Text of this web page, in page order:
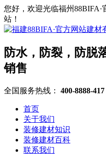
您好，欢迎光临福州
站！
防水，防裂，防脱
销售
全国服务热线： 400-8888-417
首页
关于我们
装修建材知识
装修建材百科
联系我们